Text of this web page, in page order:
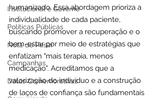
Institucional e Governo
Políticas Públicas
Nota de Pesar
Campanhas
Datas Comemorativas
humanizado. Essa abordagem prioriza a
individualidade de cada paciente,
buscando promover a recuperação e o
bem-estar por meio de estratégias que
enfatizam "mais terapia, menos
medicação". Acreditamos que a
valorização do indivíduo e a construção
de laços de confiança são fundamentais